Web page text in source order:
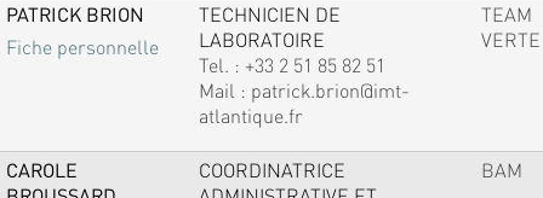
PATRICK BRION
Fiche personnelle
TECHNICIEN DE
LABORATOIRE
Tel. : +33 2 51 85 82 51
Mail : patrick.brion@imt-
atlantique.fr
TEAM
VERTE
CAROLE
COORDINATRICE
BAM